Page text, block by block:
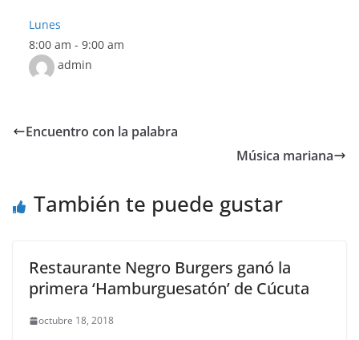
Lunes
8:00 am - 9:00 am
admin
Encuentro con la palabra
Música mariana
También te puede gustar
Restaurante Negro Burgers ganó la
primera ‘Hamburguesatón’ de Cúcuta
octubre 18, 2018